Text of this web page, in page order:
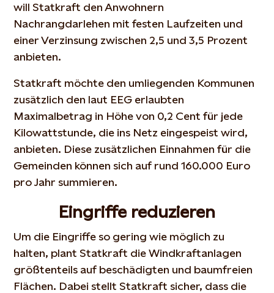
will Statkraft den Anwohnern
Nachrangdarlehen mit festen Laufzeiten und
einer Verzinsung zwischen 2,5 und 3,5 Prozent
anbieten.
Statkraft möchte den umliegenden Kommunen
zusätzlich den laut EEG erlaubten
Maximalbetrag in Höhe von 0,2 Cent für jede
Kilowattstunde, die ins Netz eingespeist wird,
anbieten. Diese zusätzlichen Einnahmen für die
Gemeinden können sich auf rund 160.000 Euro
pro Jahr summieren.
Eingriffe reduzieren
Um die Eingriffe so gering wie möglich zu
halten, plant Statkraft die Windkraftanlagen
größtenteils auf beschädigten und baumfreien
Flächen. Dabei stellt Statkraft sicher, dass die